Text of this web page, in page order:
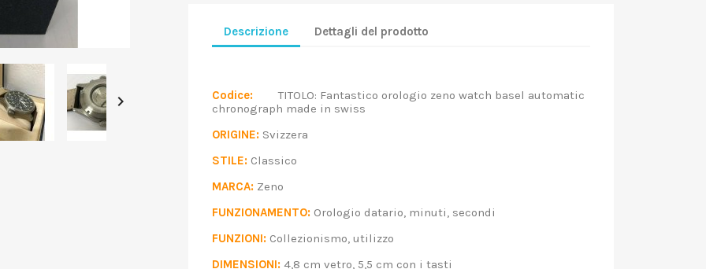

Descrizione Dettagli del prodotto
Codice: TITOLO: Fantastico orologio zeno watch basel automatic
chronograph made in swiss
ORIGINE: Svizzera
STILE: Classico
MARCA: Zeno
FUNZIONAMENTO: Orologio datario, minuti, secondi
FUNZIONI: Collezionismo, utilizzo
DIMENSIONI: 4,8 cm vetro, 5,5 cm con i tasti